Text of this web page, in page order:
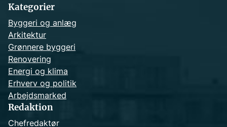
Kategorier
Byggeri og anlæg
Arkitektur
Grønnere byggeri
Renovering
Energi og klima
Erhverv og politik
Arbejdsmarked
Redaktion
Chefredaktør